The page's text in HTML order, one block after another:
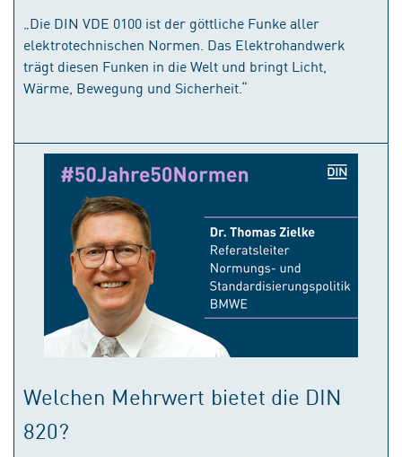
„Die DIN VDE 0100 ist der göttliche Funke aller
elektrotechnischen Normen. Das Elektrohandwerk
trägt diesen Funken in die Welt und bringt Licht,
Wärme, Bewegung und Sicherheit.“
Welchen Mehrwert bietet die DIN
820?